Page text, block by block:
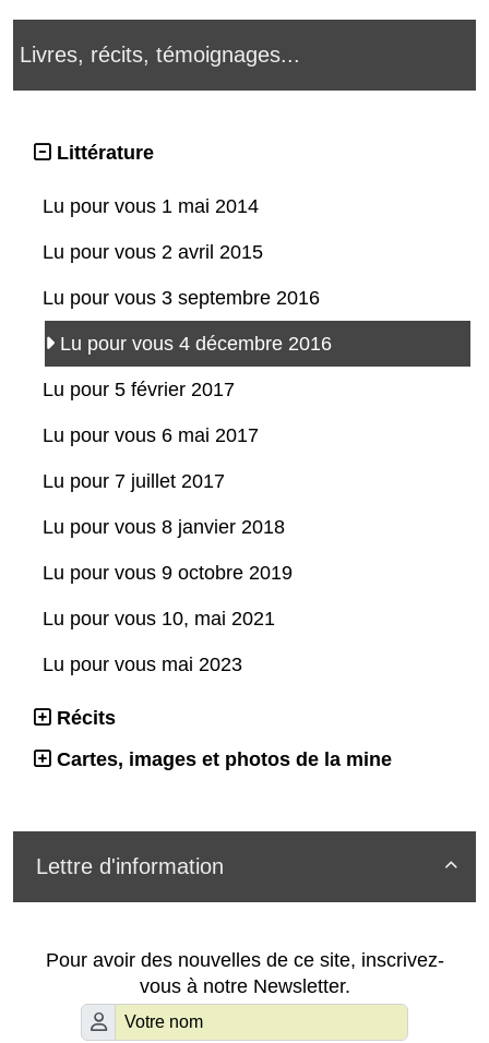
Livres, récits, témoignages...
Littérature
Lu pour vous 1 mai 2014
Lu pour vous 2 avril 2015
Lu pour vous 3 septembre 2016
Lu pour vous 4 décembre 2016
Lu pour 5 février 2017
Lu pour vous 6 mai 2017
Lu pour 7 juillet 2017
Lu pour vous 8 janvier 2018
Lu pour vous 9 octobre 2019
Lu pour vous 10, mai 2021
Lu pour vous mai 2023
Récits
Cartes, images et photos de la mine

Lettre d'information
Pour avoir des nouvelles de ce site, inscrivez-
vous à notre Newsletter.